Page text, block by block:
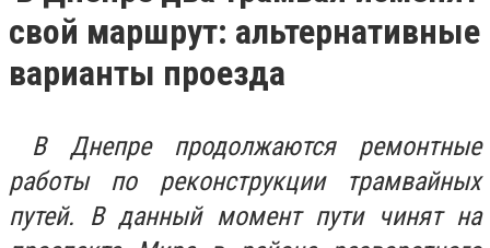
свой маршрут: альтернативные
варианты проезда
В Днепре продолжаются ремонтные
работы по реконструкции трамвайных
путей. В данный момент пути чинят на